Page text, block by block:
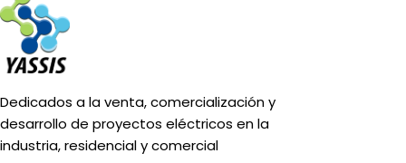
Dedicados a la venta, comercialización y
desarrollo de proyectos eléctricos en la
industria, residencial y comercial